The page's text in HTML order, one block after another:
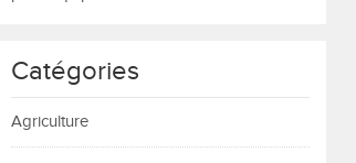
Catégories
Agriculture